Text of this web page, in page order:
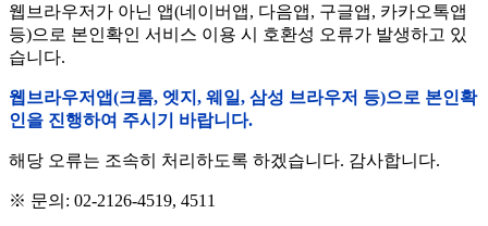
웹브라우저가 아닌 앱(네이버앱, 다음앱, 구글앱, 카카오톡앱
등)으로 본인확인 서비스 이용 시 호환성 오류가 발생하고 있
습니다.
웹브라우저앱(크롬, 엣지, 웨일, 삼성 브라우저 등)으로 본인확
인을 진행하여 주시기 바랍니다.
해당 오류는 조속히 처리하도록 하겠습니다. 감사합니다.
※ 문의: 02-2126-4519, 4511